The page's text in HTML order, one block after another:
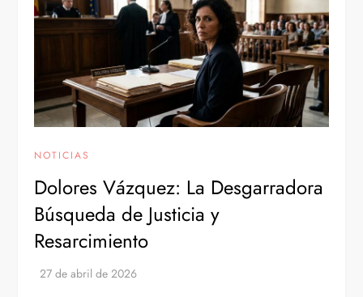
NOTICIAS
Dolores Vázquez: La Desgarradora
Búsqueda de Justicia y
Resarcimiento